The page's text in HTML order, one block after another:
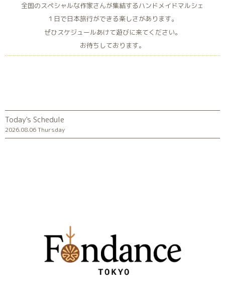
全国のスペシャルな作家さんが集結するハンドメイドマルシェ
１日で日本旅行ができる楽しさがあります。
ぜひスケジュールあけて遊びに来てください。
お待ちしております。
Today's Schedule
2026.08.06 Thursday